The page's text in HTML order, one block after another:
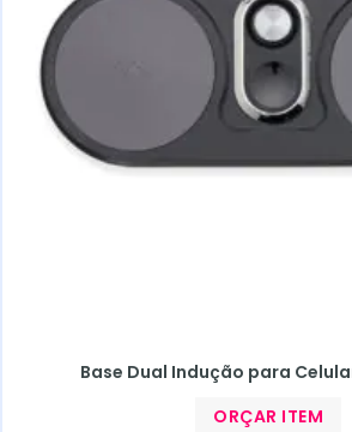
Base Dual Indução para
ORÇAR ITEM